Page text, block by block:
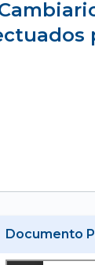
Documento